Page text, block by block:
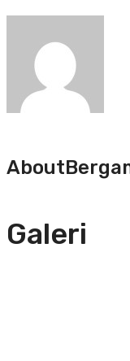
About
Galeri